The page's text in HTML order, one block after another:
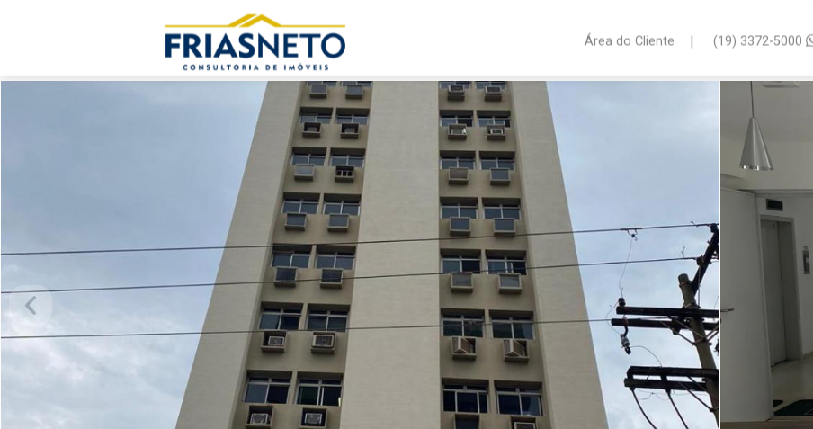
Área do Cliente | (19) 3372-5000